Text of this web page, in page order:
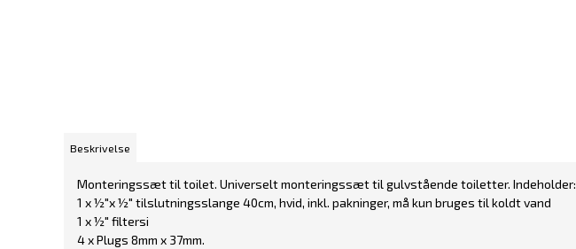
Beskrivelse
Monteringssæt til toilet. Universelt monteringssæt til gulvstående toiletter. Indeholder:
1 x ½"x ½" tilslutningsslange 40cm, hvid, inkl. pakninger, må kun bruges til koldt vand
1 x ½" filtersi
4 x Plugs 8mm x 37mm.